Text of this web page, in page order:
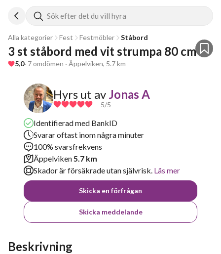
Sök efter det du vill hyra
Alla kategorier Fest Festmöbler Ståbord
3 st ståbord med vit strumpa 80 cm
5,0· 7 omdömen · Äppelviken, 5.7 km
Hyrs ut av Jonas A
5/5
Identifierad med BankID
Svarar oftast inom några minuter
100% svarsfrekvens
Äppelviken5.7 km
Skador är försäkrade utan självrisk. Läs mer
Skicka en förfrågan
Skicka meddelande
Beskrivning